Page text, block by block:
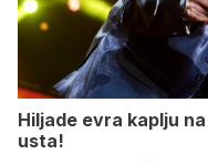
Hiljade evra kaplju
usta!